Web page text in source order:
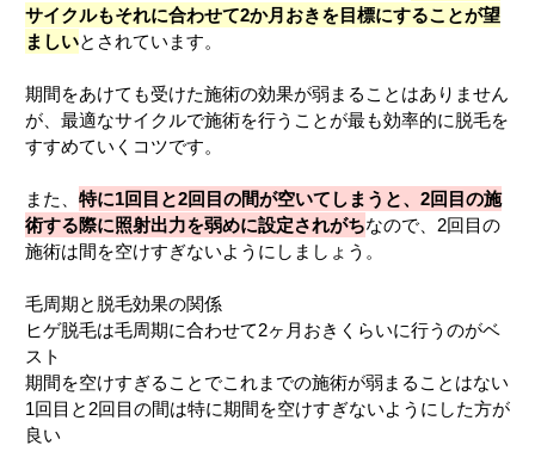
サイクルもそれに合わせて2か月おきを目標にすることが望
ましいとされています。
期間をあけても受けた施術の効果が弱まることはありません
が、最適なサイクルで施術を行うことが最も効率的に脱毛を
すすめていくコツです。
また、 特に1回目と2回目の間が空いてしまうと、2回目の施
術する際に照射出力を弱めに設定されがちなので、2回目の
施術は間を空けすぎないようにしましょう。
毛周期と脱毛効果の関係
ヒゲ脱毛は毛周期に合わせて2ヶ月おきくらいに行うのがベ
スト
期間を空けすぎることでこれまでの施術が弱まることはない
1回目と2回目の間は特に期間を空けすぎないようにした方が
良い